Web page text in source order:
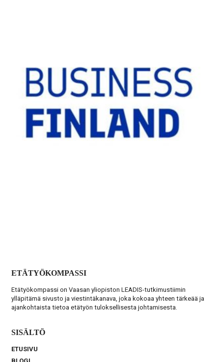
ETÄTYÖKOMPASSI
Etätyökompassi on Vaasan yliopiston LEADIS-tutkimustiimin
ylläpitämä sivusto ja viestintäkanava, joka kokoaa yhteen tärkeää ja
ajankohtaista tietoa etätyön tuloksellisesta johtamisesta.
SISÄLTÖ
ETUSIVU